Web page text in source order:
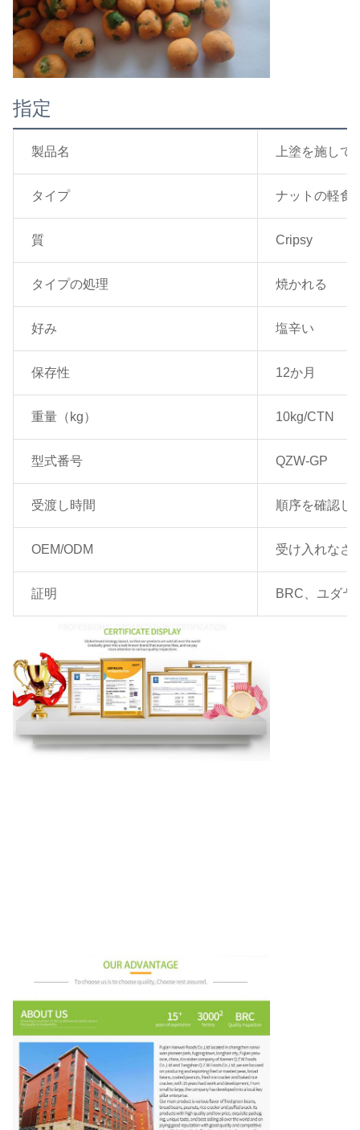
指定
製品名 上塗を施し
タイプ ナットの軽食
質 Cripsy
タイプの処理 焼かれる
好み 塩辛い
保存性 12か月
重量（kg） 10kg/CTN
型式番号 QZW-GP
受渡し時間 順序を確認し
OEM/ODM 受け入れなさ
証明 BRC、ユダヤ